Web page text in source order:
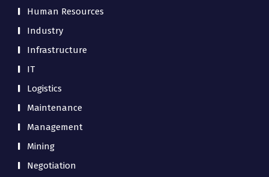
Human Resources
Industry
Infrastructure
IT
Logistics
Maintenance
Management
Mining
Negotiation